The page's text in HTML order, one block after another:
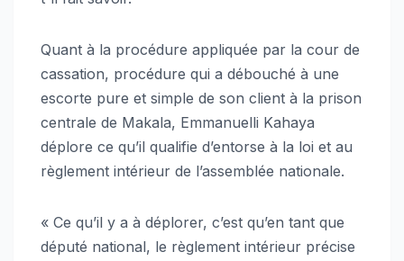
Quant à la procédure appliquée par la cour de
cassation, procédure qui a débouché à une
escorte pure et simple de son client à la prison
centrale de Makala, Emmanuelli Kahaya
déplore ce qu’il qualifie d’entorse à la loi et au
règlement intérieur de l’assemblée nationale.
« Ce qu’il y a à déplorer, c’est qu’en tant que
député national, le règlement intérieur précise